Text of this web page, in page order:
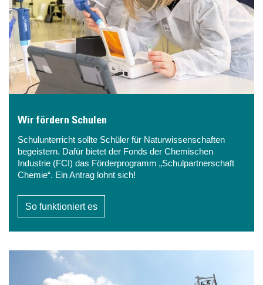
Wir fördern Schulen
Schulunterricht sollte Schüler für Naturwissenschaften
begeistern. Dafür bietet der Fonds der Chemischen
Industrie (FCI) das Förderprogramm „Schulpartnerschaft
Chemie“. Ein Antrag lohnt sich!
So funktioniert es